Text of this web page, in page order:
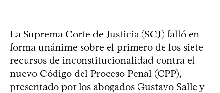
La Suprema Corte de Justicia (SCJ) falló en
forma unánime sobre el primero de los siete
recursos de inconstitucionalidad contra el
nuevo Código del Proceso Penal (CPP),
presentado por los abogados Gustavo Salle y